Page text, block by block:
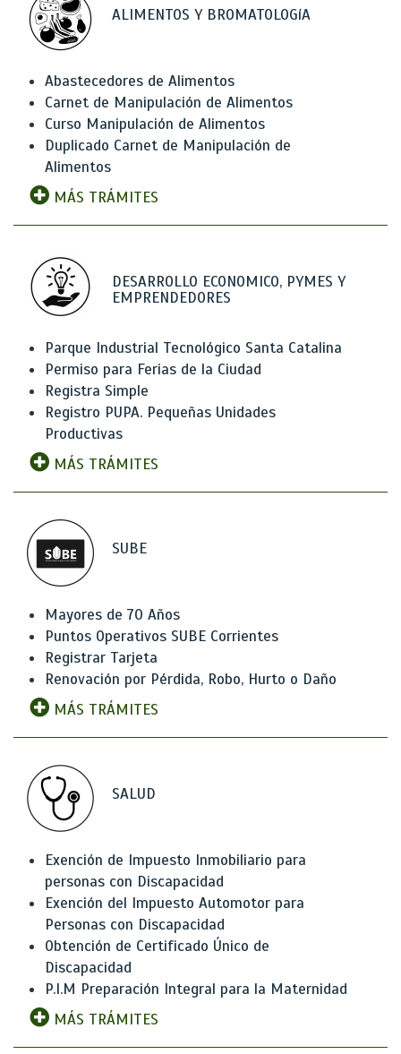
ALIMENTOS Y BROMATOLOGíA
Abastecedores de Alimentos
Carnet de Manipulación de Alimentos
Curso Manipulación de Alimentos
Duplicado Carnet de Manipulación de
Alimentos
MÁS TRÁMITES
DESARROLLO ECONOMICO, PYMES Y
EMPRENDEDORES
Parque Industrial Tecnológico Santa Catalina
Permiso para Ferias de la Ciudad
Registra Simple
Registro PUPA. Pequeñas Unidades
Productivas
MÁS TRÁMITES
SUBE
Mayores de 70 Años
Puntos Operativos SUBE Corrientes
Registrar Tarjeta
Renovación por Pérdida, Robo, Hurto o Daño
MÁS TRÁMITES
SALUD
Exención de Impuesto Inmobiliario para
personas con Discapacidad
Exención del Impuesto Automotor para
Personas con Discapacidad
Obtención de Certificado Único de
Discapacidad
P.I.M Preparación Integral para la Maternidad
MÁS TRÁMITES